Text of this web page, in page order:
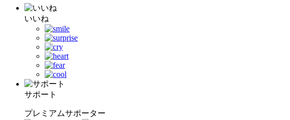
いいね
サポート
プレミアムサポーター